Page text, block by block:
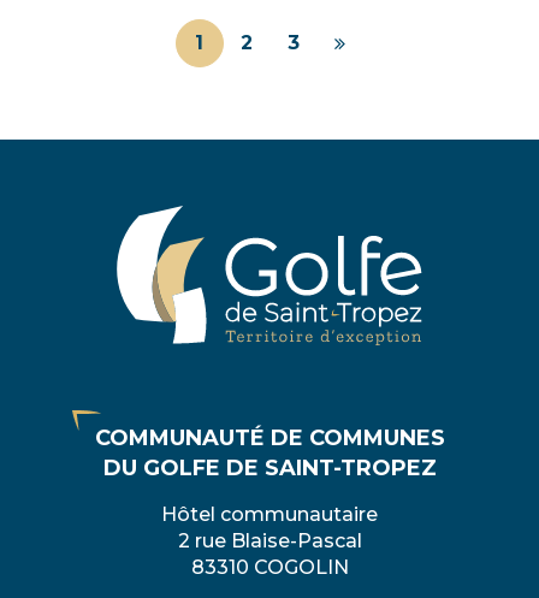
1 2 3
Page
COMMUNAUTÉ DE COMMUNES
DU GOLFE DE SAINT-TROPEZ
Hôtel communautaire
2 rue Blaise-Pascal
83310 COGOLIN